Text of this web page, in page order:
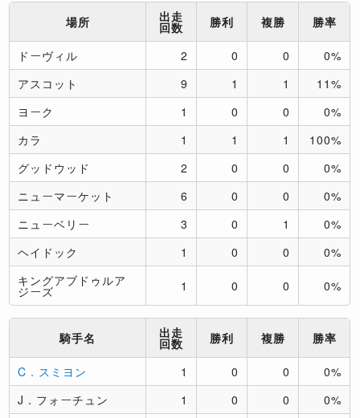
場所 出走
回数 勝利 複勝 勝率
ドーヴィル 2 0 0
0%
アスコット
9 1 1
11%
ヨーク
1 0 0
0%
カラ
1 1 1
100%
グッドウッド
2 0 0
0%
ニューマーケット
6 0 0
0%
ニューベリー
3 0 1
0%
ヘイドック
1 0 0
0%
キングアブドゥルア
ジーズ 1 0 0 0%
騎手名 出走
回数 勝利 複勝 勝率
C．スミヨン 1 0 0
0%
J．フォーチュン
1 0 0
0%